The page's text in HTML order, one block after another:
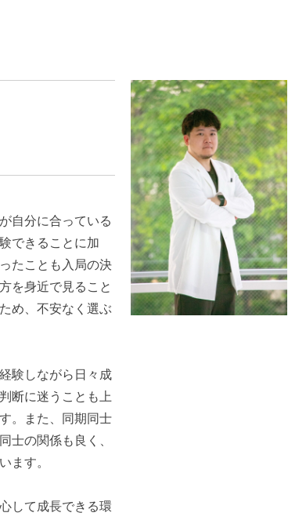
自分に合っている
できることに加
たことも入局の決
を身近で見ること
め、不安なく選ぶ
験しながら日々成
断に迷うことも上
。また、同期同士
士の関係も良く、
ます。
して成長できる環